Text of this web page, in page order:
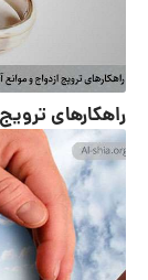
راهکارهای